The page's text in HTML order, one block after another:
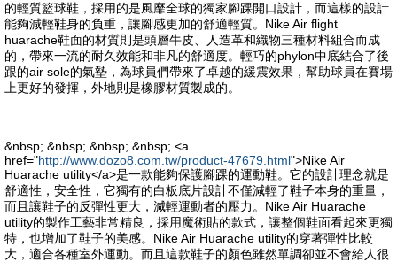
的輕質籃球鞋，採用的是風靡全球的獨家腳踝開口設計，而這樣的設計
能夠減輕鞋身的負重，讓腳感更加的舒適輕質。Nike Air flight
huarache鞋面的材質則是頭層牛皮、人造革和織物三種材料組合而成
的，帶來一流的耐久效能和非凡的舒適度。輕巧的phylon中底結合了後
跟的air sole的氣墊，為球員們帶來了卓越的緩震效果，幫助球員在賽場
上更好的發揮，外地則是橡膠材質製成的。
&nbsp; &nbsp; &nbsp; &nbsp; <a
href="http://www.dozo8.com.tw/product-47679.html">Nike Air
Huarache utility</a>是一款能夠保護腳踝的運動鞋。它的設計理念就是
舒適性，安全性，它獨有的白板底片設計不僅減輕了鞋子本身的重量，
而且讓鞋子的反彈性更大，減輕運動者的壓力。Nike Air Huarache
utility的製作工藝非常精良，採用魔術貼的款式，讓整個鞋面看起來更獨
特，也增加了鞋子的美感。Nike Air Huarache utility的穿著彈性比較
大，適合各種室外運動。而且這款鞋子的顏色雖然單調卻並不會給人很